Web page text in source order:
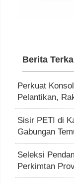
Berita
Perkuat
Pelantikan,
Sisir PETI di
Gabungan
Seleksi
Perkimtan